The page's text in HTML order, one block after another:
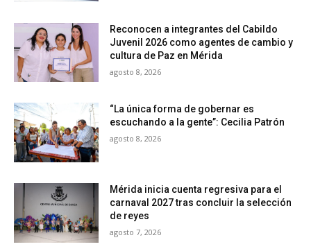
Reconocen a integrantes del Cabildo
Juvenil 2026 como agentes de cambio y
cultura de Paz en Mérida
agosto 8, 2026
“La única forma de gobernar es
escuchando a la gente”: Cecilia Patrón
agosto 8, 2026
Mérida inicia cuenta regresiva para el
carnaval 2027 tras concluir la selección
de reyes
agosto 7, 2026